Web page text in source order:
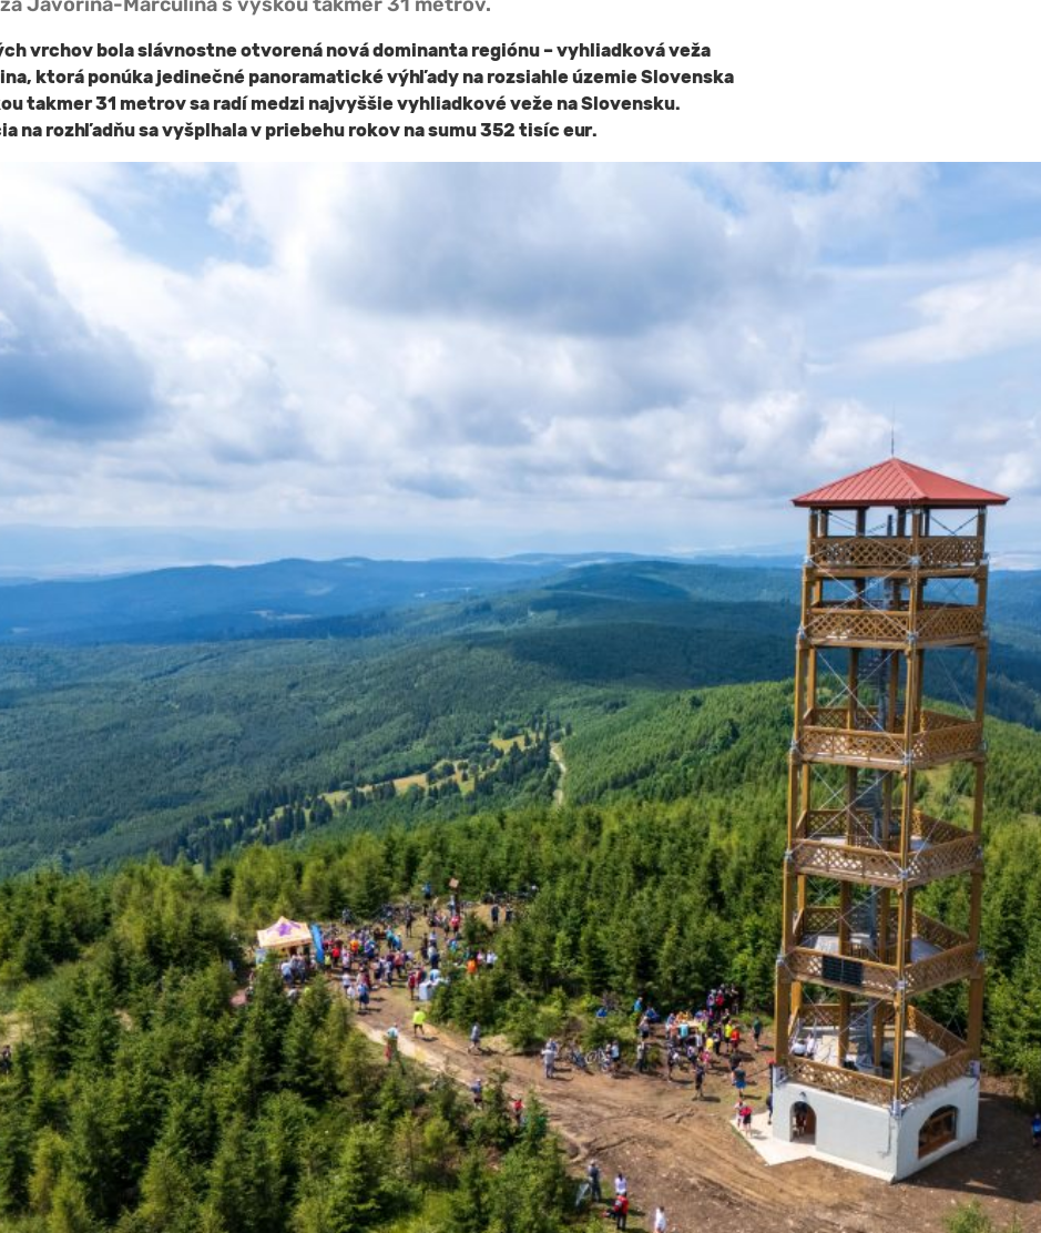
vrchov bola slávnostne otvorená nová dominanta regiónu – vyhliadková veža
ktorá ponúka jedinečné panoramatické výhľady na rozsiahle územie Slovenska
takmer 31 metrov sa radí medzi najvyššie vyhliadkové veže na Slovensku.
na rozhľadňu sa vyšplhala v priebehu rokov na sumu 352 tisíc eur.